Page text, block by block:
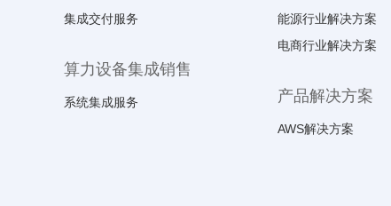
集成交付服务
算力设备集成销售
系统集成服务
能源行业解决方案
电商行业解决方案
产品解决方案
AWS解决方案